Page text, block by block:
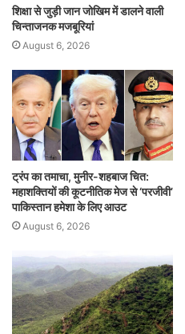
शिक्षा से जुड़ी जान जोखिम में डालने वाली
चिन्ताजनक मजबूरियां
August 6, 2026
ट्रंप का तमाचा, मुनीर-शहबाज चित:
महाशक्तियों की कूटनीतिक मेज से ‘परजीवी’
पाकिस्तान हमेशा के लिए आउट
August 6, 2026